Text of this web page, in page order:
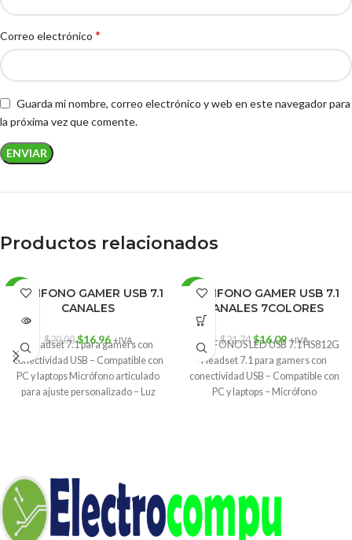
Correo electrónico *
Guarda mi nombre, correo electrónico y web en este navegador para
la próxima vez que comente.
Productos relacionados
-15%
AGOT
AUDIFONO GAMER USB 7.1
CANALES
$20.00 $16.96 +IVA
-Headset 7.1 para gamers con
conectividad USB – Compatible con
PC y laptops Micrófono articulado
para ajuste personalizado – Luz
-26%
AUDIFONO GAMER USB 7.1
CANALES 7COLORES
$21.74 $16.09 +IVA
AUDIFONOS LED USB 7.1 HS812G
Headset 7.1 para gamers con
conectividad USB – Compatible con
PC y laptops – Micrófono